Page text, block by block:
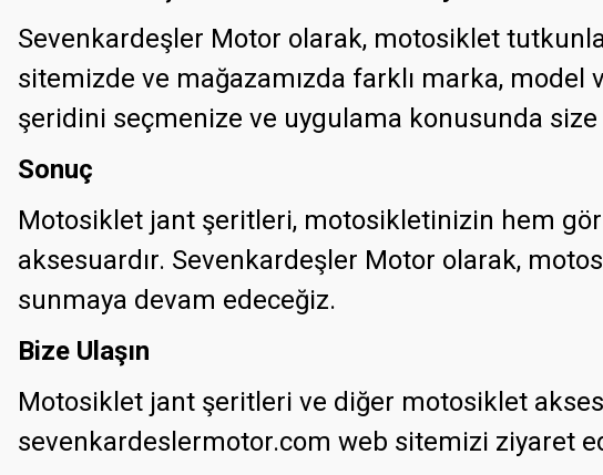
Sevenkardeşler Motor olarak, motosiklet
sitemizde ve mağazamızda farklı marka,
şeridini seçmenize ve uygulama konusunda
Sonuç
Motosiklet jant şeritleri, motosikletinizin hem
aksesuardır. Sevenkardeşler Motor olarak,
sunmaya devam edeceğiz.
Bize Ulaşın
Motosiklet jant şeritleri ve diğer motosiklet
sevenkardeslermotor.com web sitemizi ziyaret